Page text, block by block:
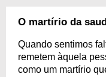
O martírio da
Quando sentimos
remetem àquela
como um martírio